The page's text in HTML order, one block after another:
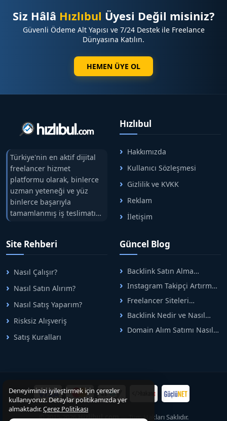
Siz Hâlâ Hızlıbul Üyesi Değil misiniz?
Güvenli Ödeme Alt Yapısı ve 7/24 Destek ile Freelance
Dünyasına Katılın.
HEMEN ÜYE OL
Türkiye'nin en aktif dijital
freelancer hizmet
platformu olarak, binlerce
uzman yeteneği ve yüz
binlerce başarıyla
tamamlanmış iş teslimatını
tek çatıda buluşturuyoruz.
arasındaki süreci risksiz
alışveriş sistemi ile koruyan
ticaretin güvenli
adreslerinden birisidir.
Hızlıbul
Hakkımızda
Kullanıcı Sözleşmesi
Gizlilik ve KVKK
Reklam
İletişim
Site Rehberi
Nasıl Çalışır?
Nasıl Satın Alırım?
Nasıl Satış Yaparım?
Risksiz Alışveriş
Satış Kuralları
Güncel Blog
Backlink Satın Alma
Rehberi: Güvenli SEO İçin
Doğru Adımlar
Instagram Takipçi Artırma
Yöntemleri: Organik Büyüme
Rehberi
Freelancer Siteleri
Arasında Doğru Seçim Nasıl
Yapılır
Backlink Nedir ve Nasıl
Alınır? Etkili Yöntemler
Domain Alım Satımı Nasıl
© 2015-2026Hizlibul.com— Tüm Hakları Saklıdır.
Deneyiminizi iyileştirmek için çerezler
kullanıyoruz. Detaylar politikamızda yer
almaktadır.Çerez Politikası